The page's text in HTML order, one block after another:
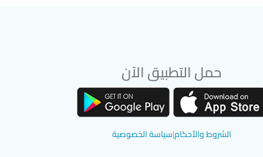
حمل التطبيق الآن
الشروط والأحكام|سياسة الخصوصية